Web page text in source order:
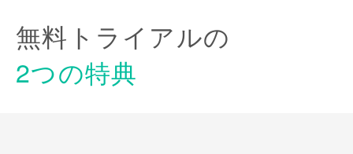
無料トライアルの
2つの特典